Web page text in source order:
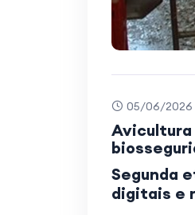
05/06/2026
Avicultura
Segunda
digitais e